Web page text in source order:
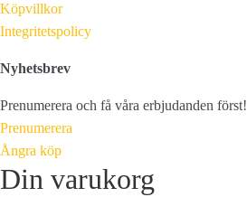
Köpvillkor
Integritetspolicy
Nyhetsbrev
Prenumerera och få våra erbjudanden först!
Prenumerera
Ångra köp
Din varukorg